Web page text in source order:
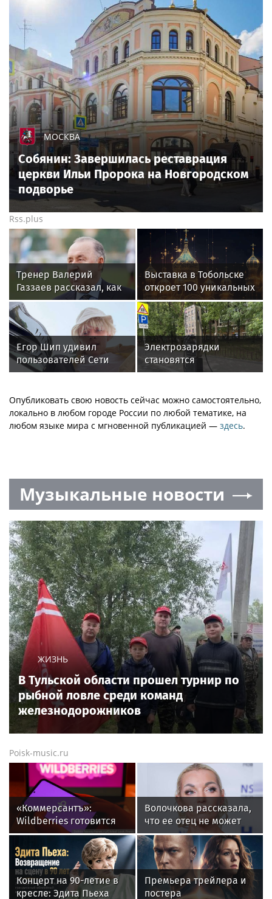
МОСКВА
Собянин: Завершилась реставрация
церкви Ильи Пророка на Новгородском
подворье
Rss.plus
Тренер Валерий
Газзаев рассказал, как
изменился футбол в
России за 25 лет
Выставка в Тобольске
откроет 100 уникальных
костюмов XIX-XX вв.
Егор Шип удивил
пользователей Сети
кардинальной сменой
Электрозарядки
становятся
обязательной опцией в
новостройках
Опубликовать свою новость сейчас можно самостоятельно,
локально в любом городе России по любой тематике, на
любом языке мира с мгновенной публикацией — здесь.
Музыкальные новости
ЖИЗНЬ
В Тульской области прошел турнир по
рыбной ловле среди команд
железнодорожников
Poisk-music.ru
«Коммерсантъ»:
Wildberries готовится
запустить собственный
мессенджер
Волочкова рассказала,
что ее отец не может
восстановиться после
инсульта
Концерт на 90-летие в
кресле: Эдита Пьеха
Премьера трейлера и
постера